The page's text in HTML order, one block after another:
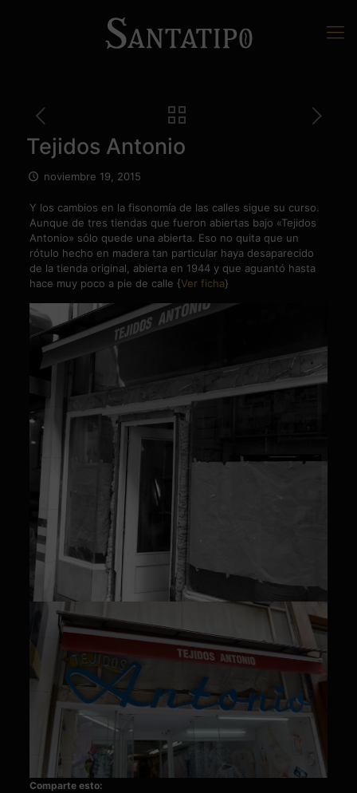
Tejidos Antonio
noviembre 19, 2015
Y los cambios en la fisonomía de las calles sigue su curso.
Aunque de tres tiendas que fueron abiertas bajo «Tejidos
Antonio» sólo quede una abierta. Eso no quita que un
rótulo hecho en madera tan particular haya desaparecido
de la tienda original, abierta en 1944 y que aguantó hasta
hace muy poco a pie de calle {Ver ficha}
Comparte esto: